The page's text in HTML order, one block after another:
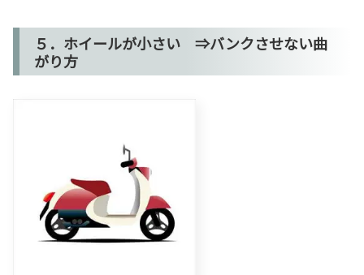
５．ホイールが小さい ⇒バンクさせない曲
がり方